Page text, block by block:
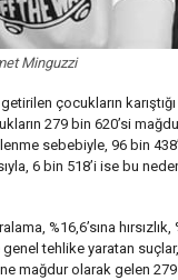
Minguzzi
çocukların karıştığı
279 bin 620’si
sebebiyle, 96 bin
6 bin 518’i ise bu
%16,6’sına
tehlike yaratan
mağdur olarak gelen